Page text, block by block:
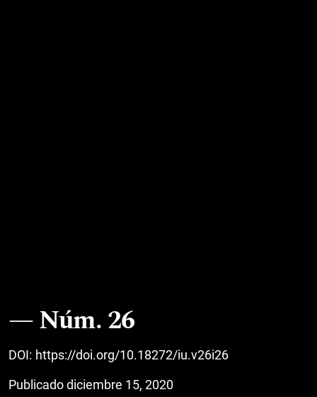
Núm. 26
DOI: https://doi.org/10.18272/iu.v26i26
Publicado diciembre 15, 2020